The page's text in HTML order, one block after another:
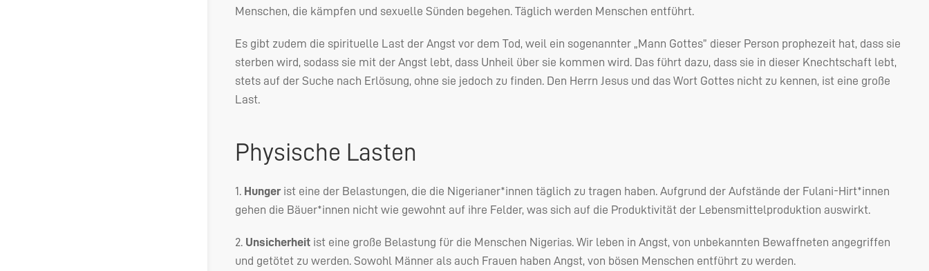
Menschen, die kämpfen und sexuelle Sünden begehen. Täglich werden Menschen entführt.
Es gibt zudem die spirituelle Last der Angst vor dem Tod, weil ein sogenannter „Mann Gottes” dieser Person prophezeit hat, dass sie
sterben wird, sodass sie mit der Angst lebt, dass Unheil über sie kommen wird. Das führt dazu, dass sie in dieser Knechtschaft lebt,
stets auf der Suche nach Erlösung, ohne sie jedoch zu finden. Den Herrn Jesus und das Wort Gottes nicht zu kennen, ist eine große
Last.
Physische Lasten
1. Hunger ist eine der Belastungen, die die Nigerianer*innen täglich zu tragen haben. Aufgrund der Aufstände der Fulani-Hirt*innen
gehen die Bäuer*innen nicht wie gewohnt auf ihre Felder, was sich auf die Produktivität der Lebensmittelproduktion auswirkt.
2. Unsicherheit ist eine große Belastung für die Menschen Nigerias. Wir leben in Angst, von unbekannten Bewaffneten angegriffen
und getötet zu werden. Sowohl Männer als auch Frauen haben Angst, von bösen Menschen entführt zu werden.